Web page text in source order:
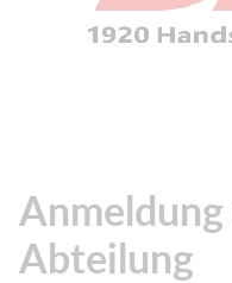
Abteilung